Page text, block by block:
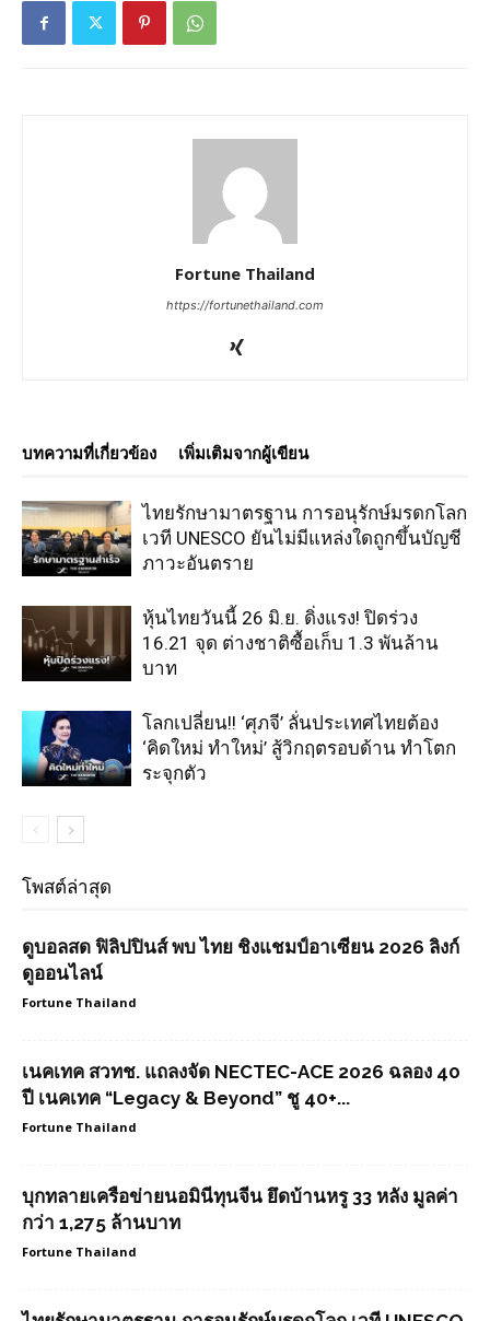
Fortune Thailand
https://fortunethailand.com
บทความที่เกี่ยวข้อง เพิ่มเติมจากผู้เขียน
ไทยรักษามาตรฐาน การอนุรักษ์มรดกโลก
เวที UNESCO ยันไม่มีแหล่งใดถูกขึ้นบัญชี
ภาวะอันตราย
หุ้นไทยวันนี้ 26 มิ.ย. ดิ่งแรง! ปิดร่วง
16.21 จุด ต่างชาติซื้อเก็บ 1.3 พันล้าน
บาท
โลกเปลี่ยน!! ‘ศุภจี’ ลั่นประเทศไทยต้อง
‘คิดใหม่ ทำใหม่’ สู้วิกฤตรอบด้าน ทำโตก
ระจุกตัว
โพสต์ล่าสุด
ดูบอลสด ฟิลิปปินส์ พบ ไทย ชิงแชมป์อาเซียน 2026 ลิงก์
ดูออนไลน์
Fortune Thailand
เนคเทค สวทช. แถลงจัด NECTEC-ACE 2026 ฉลอง 40
ปี เนคเทค “Legacy & Beyond” ชู 40+...
Fortune Thailand
บุกทลายเครือข่ายนอมินีทุนจีน ยึดบ้านหรู 33 หลัง มูลค่า
กว่า 1,275 ล้านบาท
Fortune Thailand